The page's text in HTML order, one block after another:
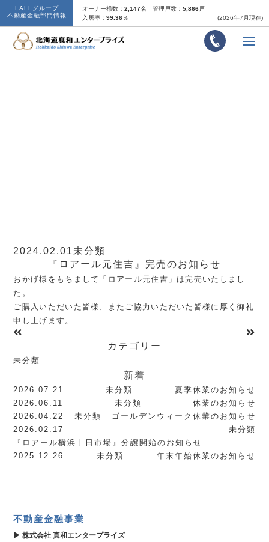
LALLグループ
不動産金融部門情報
オーナー様数：2,147名 管理戸数：5,866戸
入居率：99.36％ (2026年7月現在)
2024.02.01 未分類
『ロアール元住吉』完売のお知らせ
おかげ様をもちまして「ロアール元住吉」は完売いたしまし
た。
ご購入いただいた皆様、またご協力いただいた皆様に厚く御礼
申し上げます。
カテゴリー
未分類
新着
2026.07.21 未分類
夏季休業のお知らせ
2026.06.11
未分類
休業のお知らせ
2026.04.22
未分類
ゴールデンウィーク休業のお知らせ
2026.02.17
未分類
『ロアール横浜十日市場』分譲開始のお知らせ
2025.12.26
未分類 年末年始休業のお知らせ
不動産金融事業
株式会社 真和エンタープライズ